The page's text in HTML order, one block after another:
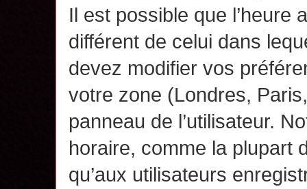
Il est possible que l’heure
différent de celui dans
devez modifier vos
votre zone (Londres,
panneau de l’utilisateur.
horaire, comme la plupart
qu’aux utilisateurs